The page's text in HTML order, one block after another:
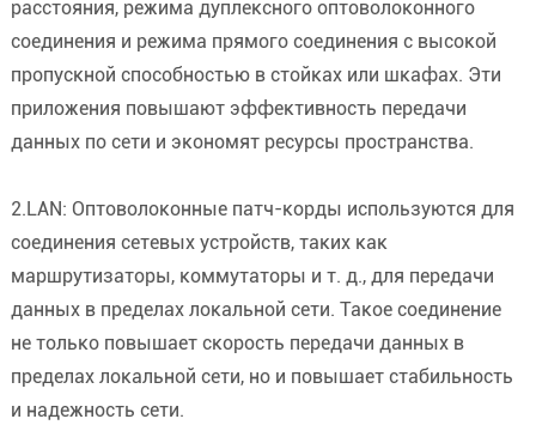
расстояния, режима дуплексного оптоволоконного
соединения и режима прямого соединения с высокой
пропускной способностью в стойках или шкафах. Эти
приложения повышают эффективность передачи
данных по сети и экономят ресурсы пространства.
2.LAN: Оптоволоконные патч-корды используются для
соединения сетевых устройств, таких как
маршрутизаторы, коммутаторы и т. д., для передачи
данных в пределах локальной сети. Такое соединение
не только повышает скорость передачи данных в
пределах локальной сети, но и повышает стабильность
и надежность сети.